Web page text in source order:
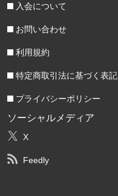
入会について
お問い合わせ
利用規約
特定商取引法に基づく表記
プライバシーポリシー
ソーシャルメディア
X
Feedly